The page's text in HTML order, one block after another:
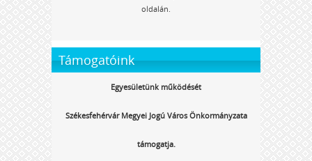
oldalán.
Támogatóink
Egyesületünk működését
Székesfehérvár Megyei Jogú Város Önkormányzata
támogatja.